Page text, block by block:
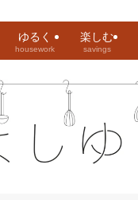
ゆるく
housework
楽しむ
savings